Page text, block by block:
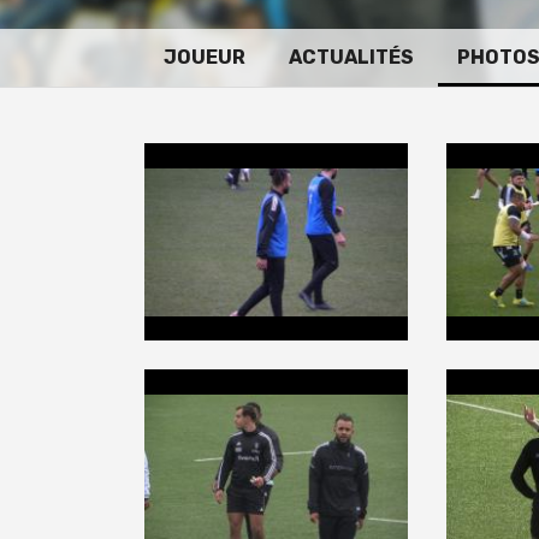
JOUEUR ACTUALITÉS PHOTOS